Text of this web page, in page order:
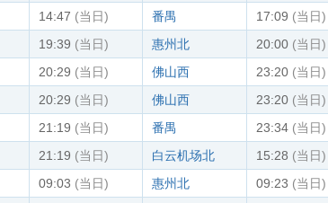
14:47 (当日) 番禺 17:09 (当日)
19:39 (当日) 惠州北 20:00 (当日)
20:29 (当日) 佛山西 23:20 (当日)
20:29 (当日) 佛山西 23:20 (当日)
21:19 (当日) 番禺 23:34 (当日)
21:19 (当日) 白云机场北 15:28 (当日)
09:03 (当日) 惠州北 09:23 (当日)